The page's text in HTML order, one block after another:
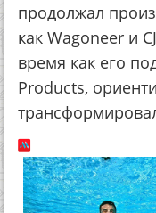
продолжал
как Wagoneer и
время как его
Products,